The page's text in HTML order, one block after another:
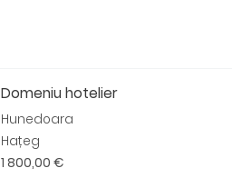
Domeniu hotelier
Hunedoara
Hațeg
1 800,00 €